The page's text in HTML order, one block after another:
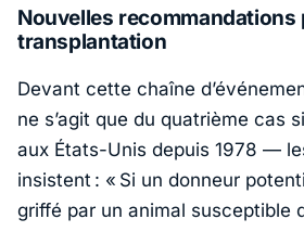
Nouvelles recommandations
transplantation
Devant cette chaîne
ne s’agit que du quatrième cas
aux États-Unis depuis 1978 —
insistent : « Si un donneur
griffé par un animal susceptible